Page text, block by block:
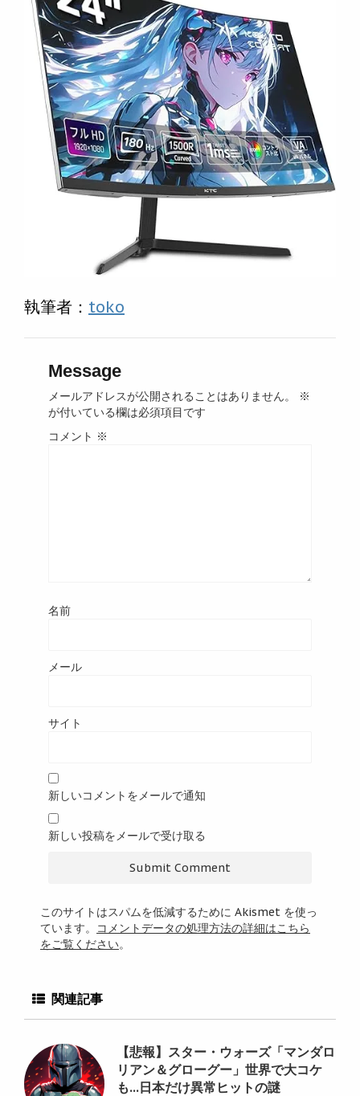
執筆者： toko
Message
メールアドレスが公開されることはありません。
※
が付いている欄は必須項目です
コメント ※
名前
メール
サイト
新しいコメントをメールで通知
新しい投稿をメールで受け取る
このサイトはスパムを低減するために Akismet を使っ
ています。
コメントデータの処理方法の詳細はこちら
をご覧ください。
関連記事
【悲報】スター・ウォーズ「マンダロ
リアン＆グローグー」世界で大コケ
も…日本だけ異常ヒットの謎